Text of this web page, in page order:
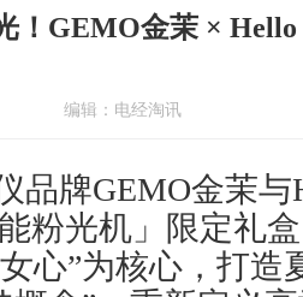
！GEMO金茉 ×
编辑：电经淘讯
品牌GEMO金茉
能粉光机」限定礼
心”为核心，打造